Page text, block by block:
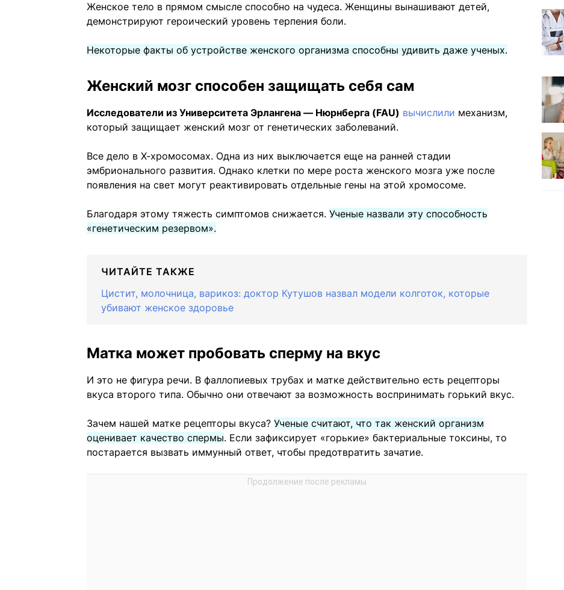
Женское тело в прямом смысле способно на чудеса. Женщины вынашивают детей,
демонстрируют героический уровень терпения боли.
Некоторые факты об устройстве женского организма способны удивить даже ученых.
Женский мозг способен защищать себя сам
Исследователи из Университета Эрлангена — Нюрнберга (FAU) вычислили механизм,
который защищает женский мозг от генетических заболеваний.
Все дело в Х-хромосомах. Одна из них выключается еще на ранней стадии
эмбрионального развития. Однако клетки по мере роста женского мозга уже после
появления на свет могут реактивировать отдельные гены на этой хромосоме.
Благодаря этому тяжесть симптомов снижается. Ученые назвали эту способность
«генетическим резервом».
ЧИТАЙТЕ ТАКЖЕ
Цистит, молочница, варикоз: доктор Кутушов назвал модели колготок, которые
убивают женское здоровье
Матка может пробовать сперму на вкус
И это не фигура речи. В фаллопиевых трубах и матке действительно есть рецепторы
вкуса второго типа. Обычно они отвечают за возможность воспринимать горький вкус.
Зачем нашей матке рецепторы вкуса? Ученые считают, что так женский организм
оценивает качество спермы. Если зафиксирует «горькие» бактериальные токсины, то
постарается вызвать иммунный ответ, чтобы предотвратить зачатие.